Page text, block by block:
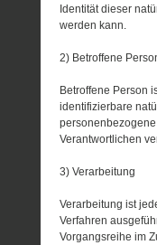
Identität dieser
werden kann.
2) Betroffene
Betroffene Person
identifizierbare
Verantwortlichen
3) Verarbeitung
Verarbeitung ist
Verfahren
Vorgangsreihe im